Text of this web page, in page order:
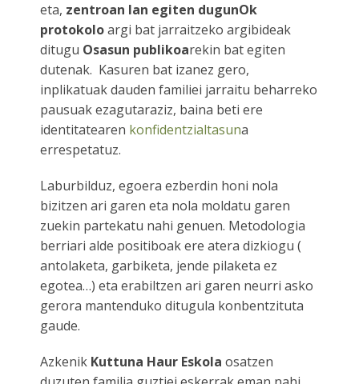
eta, zentroan lan egiten dugunOk
protokoloargi bat jarraitzeko argibideak
ditugu Osasun publikoarekin bat egiten
dutenak. Kasuren bat izanez gero,
inplikatuak dauden familiei jarraitu beharreko
pausuak ezagutaraziz, baina beti ere
identitatearen konfidentzialtasuna
errespetatuz.
Laburbilduz, egoera ezberdin honi nola
bizitzen ari garen eta nola moldatu garen
zuekin partekatu nahi genuen. Metodologia
berriari alde positiboak ere atera dizkiogu (
antolaketa, garbiketa, jende pilaketa ez
egotea…) eta erabiltzen ari garen neurri asko
gerora mantenduko ditugula konbentzituta
gaude.
Azkenik Kuttuna Haur Eskola osatzen